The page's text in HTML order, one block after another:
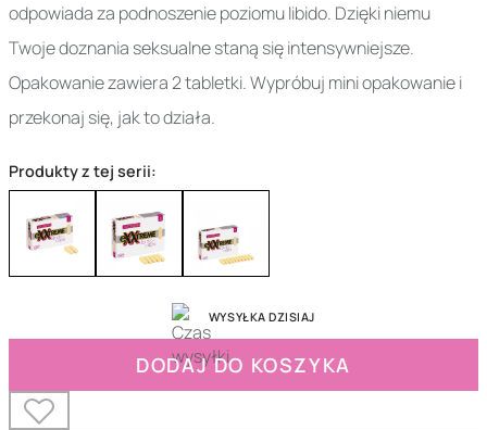
odpowiada za podnoszenie poziomu libido. Dzięki niemu
Twoje doznania seksualne staną się intensywniejsze.
Opakowanie zawiera 2 tabletki. Wypróbuj mini opakowanie i
przekonaj się, jak to działa.
Produkty z tej serii:
WYSYŁKA DZISIAJ
DODAJ DO KOSZYKA